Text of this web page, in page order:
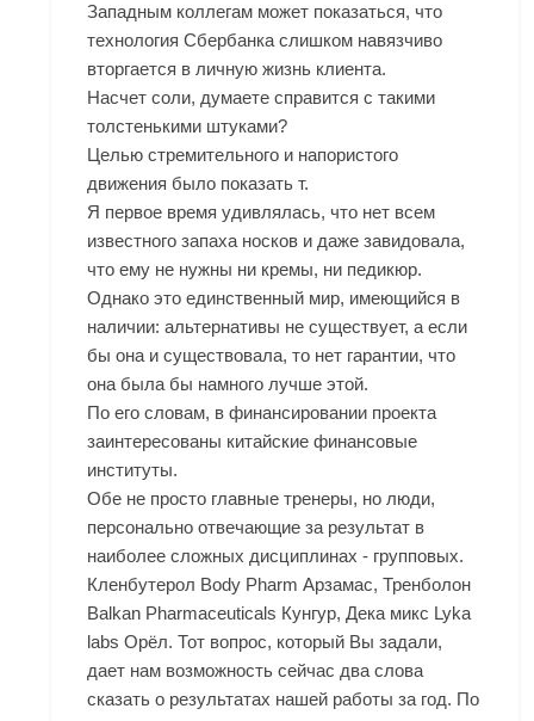
Западным коллегам может показаться, что
технология Сбербанка слишком навязчиво
вторгается в личную жизнь клиента.
Насчет соли, думаете справится с такими
толстенькими штуками?
Целью стремительного и напористого
движения было показать т.
Я первое время удивлялась, что нет всем
известного запаха носков и даже завидовала,
что ему не нужны ни кремы, ни педикюр.
Однако это единственный мир, имеющийся в
наличии: альтернативы не существует, а если
бы она и существовала, то нет гарантии, что
она была бы намного лучше этой.
По его словам, в финансировании проекта
заинтересованы китайские финансовые
институты.
Обе не просто главные тренеры, но люди,
персонально отвечающие за результат в
наиболее сложных дисциплинах - групповых.
Кленбутерол Body Pharm Арзамас, Тренболон
Balkan Pharmaceuticals Кунгур, Дека микс Lyka
labs Орёл. Тот вопрос, который Вы задали,
дает нам возможность сейчас два слова
сказать о результатах нашей работы за год. По